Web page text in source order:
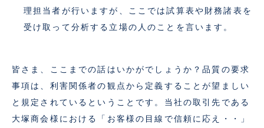
理担当者が行いますが、ここでは試算表や財務諸表を
受け取って分析する立場の人のことを言います。
皆さま、ここまでの話はいかがでしょうか？品質の要求
事項は、利害関係者の観点から定義することが望ましい
と規定されているということです。当社の取引先である
大塚商会様における「お客様の目線で信頼に応え・・」